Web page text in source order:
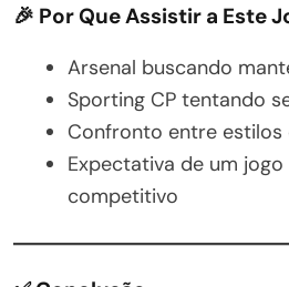
🎉 Por Que Assistir a Este
Arsenal buscando
Sporting CP tentando
Confronto entre estilos
Expectativa de um
competitivo